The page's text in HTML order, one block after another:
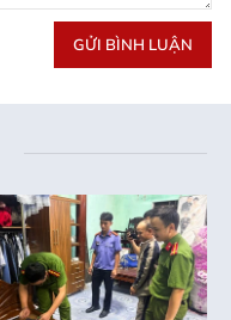
GỬI BÌNH LUẬN